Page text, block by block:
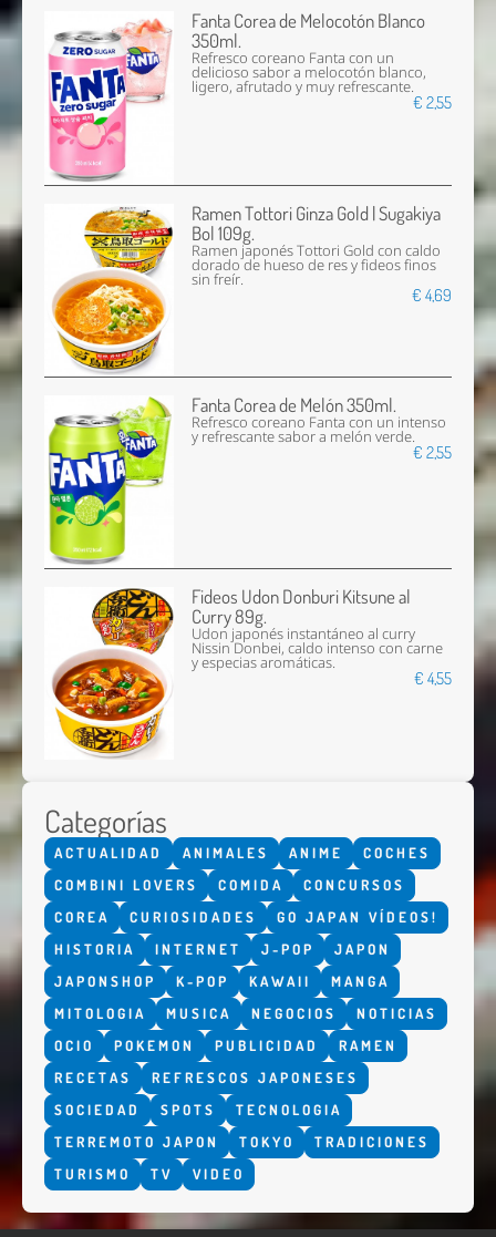
Fanta Corea de Melocotón Blanco
350ml.
Refresco coreano Fanta con un
delicioso sabor a melocotón blanco,
ligero, afrutado y muy refrescante.
€ 2,55
Ramen Tottori Ginza Gold | Sugakiya
Bol 109g.
Ramen japonés Tottori Gold con caldo
dorado de hueso de res y fideos finos
sin freír.
€ 4,69
Fanta Corea de Melón 350ml.
Refresco coreano Fanta con un intenso
y refrescante sabor a melón verde.
€ 2,55
Fideos Udon Donburi Kitsune al
Curry 89g.
Udon japonés instantáneo al curry
Nissin Donbei, caldo intenso con carne
y especias aromáticas.
€ 4,55
Categorías
ACTUALIDAD ANIMALES ANIME
COCHES
COMBINI LOVERS
COMIDA
CONCURSOS
COREA
CURIOSIDADES
GO JAPAN VÍDEOS!
HISTORIA
INTERNET J-POP
JAPON
JAPONSHOP
K-POP KAWAII
MANGA
MITOLOGIA
MUSICA NEGOCIOS
NOTICIAS
OCIO
POKEMON PUBLICIDAD
RAMEN
RECETAS
REFRESCOS JAPONESES
SOCIEDAD
SPOTS
TECNOLOGIA
TERREMOTO JAPON
TOKYO
TRADICIONES
TURISMO
TV VIDEO